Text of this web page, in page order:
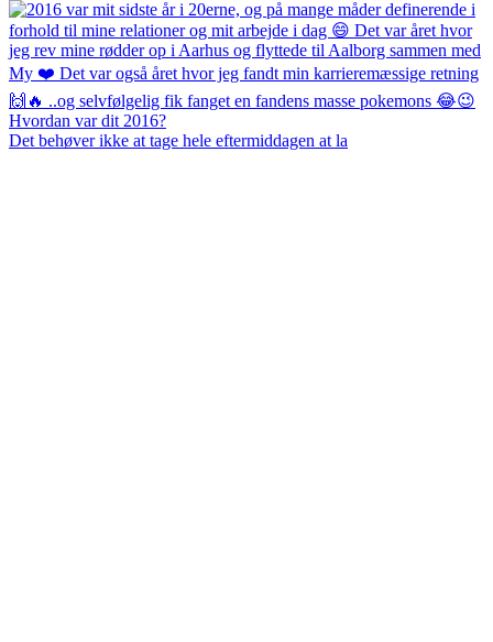
Det behøver ikke at tage hele eftermiddagen at la